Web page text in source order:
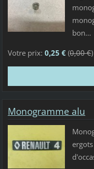
bon...
Votre prix: 0,25 €(0,00 €)
Monogramme alu